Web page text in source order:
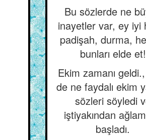
Bu sözlerde ne
inayetler var, ey iyi
padişah, durma,
bunları elde et!
Ekim zamanı
de ne faydalı ekim
sözleri söyledi
iştiyakından
başladı.